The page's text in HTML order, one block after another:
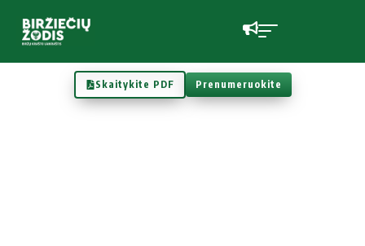
Skaitykite PDF Prenumeruokite